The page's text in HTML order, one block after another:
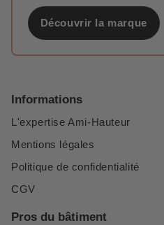
Découvrir la marque
Informations
L'expertise Ami-Hauteur
Mentions légales
Politique de confidentialité
CGV
Pros du bâtiment